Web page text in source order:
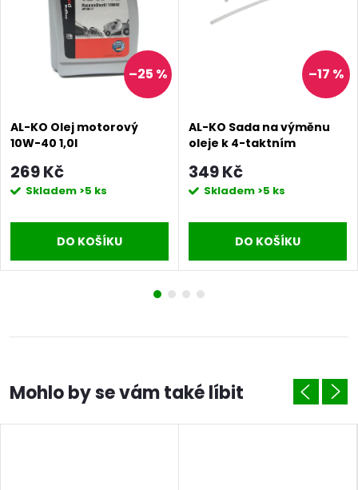
–25 %
AL-KO Olej motorový
10W-40 1,0l
269 Kč
Skladem >5 ks
DO KOŠÍKU
–17 %
AL-KO Sada na výměnu
oleje k 4-taktním
349 Kč
Skladem >5 ks
DO KOŠÍKU